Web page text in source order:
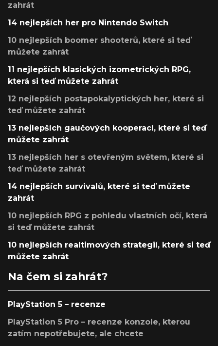
zahrát
14 nejlepších her pro Nintendo Switch
10 nejlepších boomer shooterů, které si teď
můžete zahrát
11 nejlepších klasických izometrických RPG,
která si teď můžete zahrát
12 nejlepších postapokalyptických her, které si
teď můžete zahrát
13 nejlepších gaučových kooperací, které si teď
můžete zahrát
13 nejlepších her s otevřeným světem, které si
teď můžete zahrát
14 nejlepších survivalů, které si teď můžete
zahrát
10 nejlepších RPG z pohledu vlastních očí, která
si teď můžete zahrát
10 nejlepších realtimových strategií, které si teď
můžete zahrát
Na čem si zahrát?
PlayStation 5 – recenze
PlayStation 5 Pro – recenze konzole, kterou
zatím nepotřebujete, ale chcete